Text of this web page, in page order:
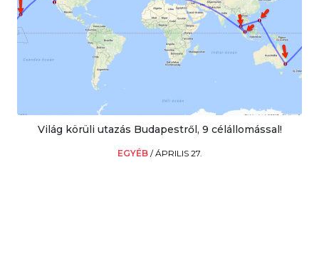
Világ körüli utazás Budapestről, 9 célállomással!
EGYÉB /ÁPRILIS 27.